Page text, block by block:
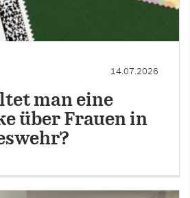
14.07.2026
man eine
über Frauen in